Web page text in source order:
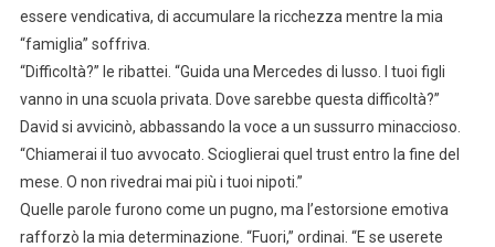
essere vendicativa, di accumulare la ricchezza mentre la mia
“famiglia” soffriva.
“Difficoltà?” le ribattei. “Guida una Mercedes di lusso. I tuoi figli
vanno in una scuola privata. Dove sarebbe questa difficoltà?”
David si avvicinò, abbassando la voce a un sussurro minaccioso.
“Chiamerai il tuo avvocato. Scioglierai quel trust entro la fine del
mese. O non rivedrai mai più i tuoi nipoti.”
Quelle parole furono come un pugno, ma l’estorsione emotiva
rafforzò la mia determinazione. “Fuori,” ordinai. “E se userete